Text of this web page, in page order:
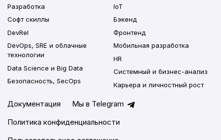
Разработка
Софт скиллы
DevRel
DevOps, SRE и облачные
технологии
Data Science и Big Data
Безопасность, SecOps
IoT
Бэкенд
Фронтенд
Мобильная разработка
HR
Системный и бизнес-анализ
Карьера и личностный рост
Документация
Мы в Telegram
Политика конфиденциальности